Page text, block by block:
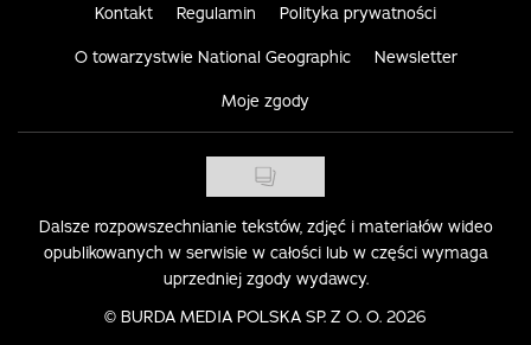
Kontakt Regulamin Polityka prywatności
O towarzystwie National Geographic Newsletter
Moje zgody
Dalsze rozpowszechnianie tekstów, zdjęć i materiałów wideo
opublikowanych w serwisie w całości lub w części wymaga
uprzedniej zgody wydawcy.
© BURDA MEDIA POLSKA SP. Z O. O. 2026